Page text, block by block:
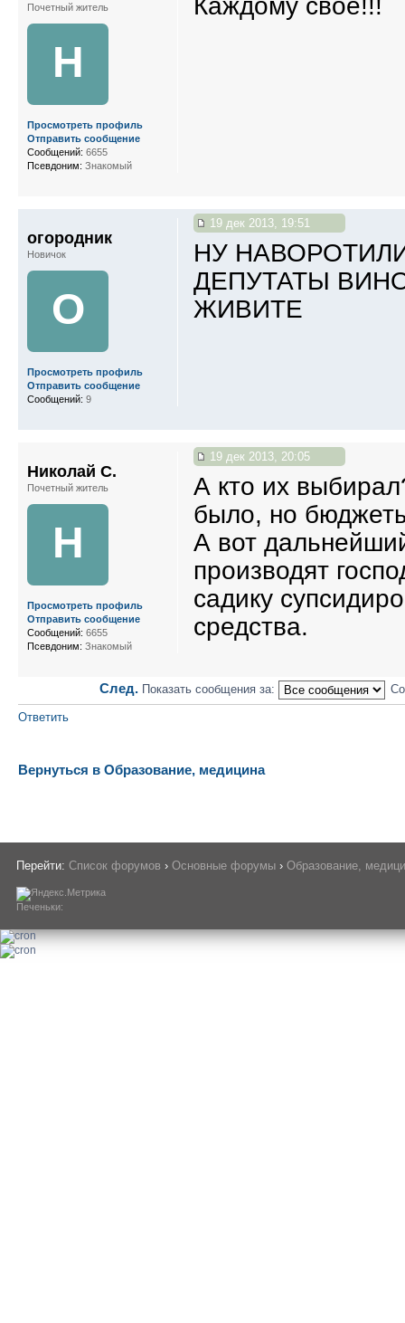
Каждому своё!!!
Почетный житель
Н
Просмотреть профиль
Отправить сообщение
Сообщений: 6655
Псевдоним: Знакомый
19 дек 2013, 19:51
НУ
ДЕПУТАТЫ
ЖИВИТЕ
огородник
Новичок
О
Просмотреть профиль
Отправить сообщение
Сообщений: 9
19 дек 2013, 20:05
А кто их
было, но
А вот
производят
садику
средства.
Николай С.
Почетный житель
Н
Просмотреть профиль
Отправить сообщение
Сообщений: 6655
Псевдоним: Знакомый
След. Показать сообщения за:
Ответить
Вернуться в Образование, медицина
Перейти: Список форумов › Основные форумы › Образование,
Печеньки: